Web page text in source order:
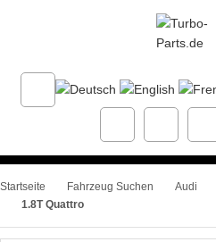
Startseite Fahrzeug Suchen Audi
1.8T Quattro